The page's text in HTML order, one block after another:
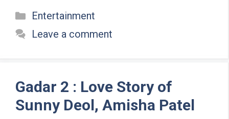
ce
b
k
tt
er
er
es s
p
Categories
Entertainment
Leave a comment
Gadar 2 : Love Story of
Sunny Deol, Amisha Patel